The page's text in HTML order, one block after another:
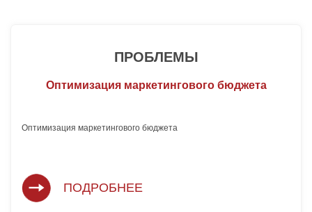
ПРОБЛЕМЫ
Оптимизация маркетингового бюджета
Оптимизация маркетингового бюджета
ПОДРОБНЕЕ